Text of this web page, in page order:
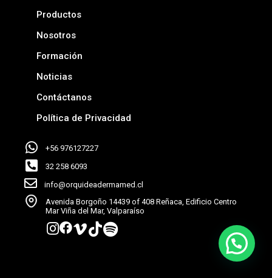
Productos
Nosotros
Formación
Noticias
Contáctanos
Política de Privacidad
+56 976127227
32 258 6093
info@orquideadermamed.cl
Avenida Borgoño 14439 of 408 Reñaca, Edificio Centro
Mar Viña del Mar, Valparaíso